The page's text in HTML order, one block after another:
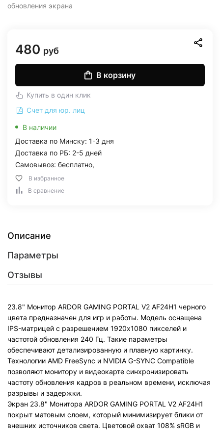
обновления экрана
480 руб
В корзину
Купить в один клик
Счет для юр. лиц
В наличии
Доставка по Минску: 1-3 дня
Доставка по РБ: 2-5 дней
Самовывоз: бесплатно,
В избранное
В сравнение
Описание
Параметры
Отзывы
23.8" Монитор ARDOR GAMING PORTAL V2 AF24H1 черного
цвета предназначен для игр и работы. Модель оснащена
IPS-матрицей с разрешением 1920x1080 пикселей и
частотой обновления 240 Гц. Такие параметры
обеспечивают детализированную и плавную картинку.
Технологии AMD FreeSync и NVIDIA G-SYNC Compatible
позволяют монитору и видеокарте синхронизировать
частоту обновления кадров в реальном времени, исключая
разрывы и задержки.
Экран 23.8" Монитора ARDOR GAMING PORTAL V2 AF24H1
покрыт матовым слоем, который минимизирует блики от
внешних источников света. Цветовой охват 108% sRGB и